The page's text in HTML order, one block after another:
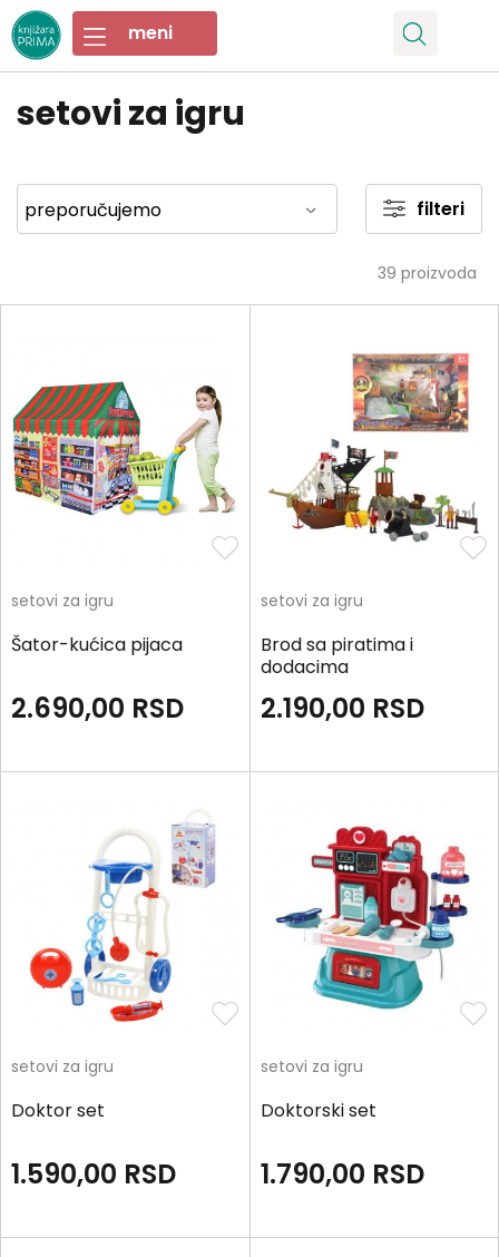
setovi za igru
filteri
39 proizvoda
setovi za igru
Šator-kućica pijaca
2.690,00 RSD
setovi za igru
Brod sa piratima i
dodacima
2.190,00 RSD
setovi za igru
Doktor set
1.590,00 RSD
setovi za igru
Doktorski set
1.790,00 RSD